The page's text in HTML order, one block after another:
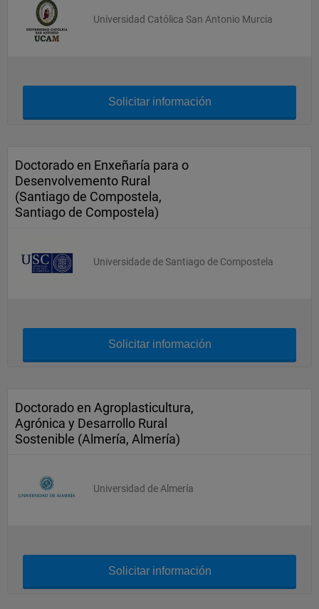
Universidad Católica San Antonio Murcia
Solicitar información
Doctorado en Enxeñaría para o
Desenvolvemento Rural
(Santiago de Compostela,
Santiago de Compostela)
Universidade de Santiago de Compostela
Solicitar información
Doctorado en Agroplasticultura,
Agrónica y Desarrollo Rural
Sostenible (Almería, Almería)
Universidad de Almería
Solicitar información